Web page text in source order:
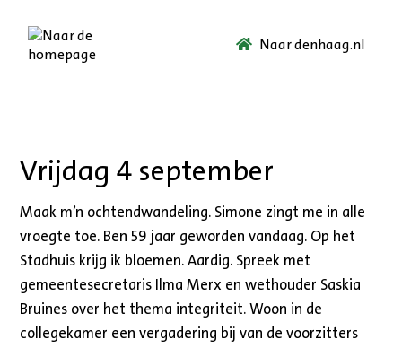
Ga
Naar denhaag.nl
Vrijdag 4 september
Maak m’n ochtendwandeling. Simone zingt me in alle
vroegte toe. Ben 59 jaar geworden vandaag. Op het
Stadhuis krijg ik bloemen. Aardig. Spreek met
gemeentesecretaris Ilma Merx en wethouder Saskia
Bruines over het thema integriteit. Woon in de
collegekamer een vergadering bij van de voorzitters